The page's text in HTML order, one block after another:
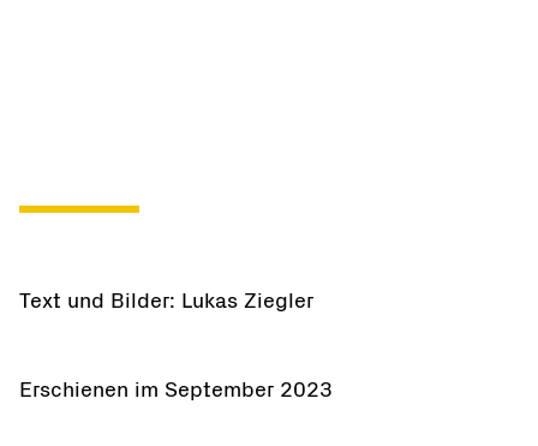
Text und Bilder: Lukas Ziegler
Erschienen im September 2023